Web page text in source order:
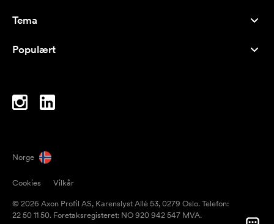
Om oss
Careers
Tema
Bestselgere
Inspirasjon
Populært
Notatblokker
Paraplyer
Norge
Cookies
Vilkår
© 2026 Axon Profil AS, Karenslyst Allè 53, 0279 Oslo. Telefon:
22 50 11 50. Foretaksregisteret: NO 920 942 547 MVA.